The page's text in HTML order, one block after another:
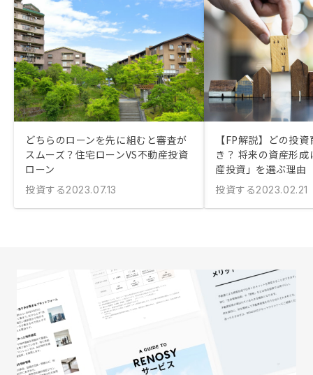
どちらのローンを先に組むと審査が
スムーズ？住宅ローンVS不動産投資
ローン
投資する2023.07.13
【FP解説】どの投
き？ 将来の資産形
産投資」を選ぶ理由
投資する2023.02.21